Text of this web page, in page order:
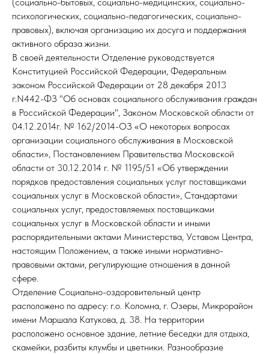
(социально-бытовых, социально-медицинских, социально-
психологических, социально-педагогических, социально-
правовых), включая организацию их досуга и поддержания
активного образа жизни.
В своей деятельности Отделение руководствуется
Конституцией Российской Федерации, Федеральным
законом Российской Федерации от 28 декабря 2013
г.N442-ФЗ "Об основах социального обслуживания граждан
в Российской Федерации", Законом Московской области от
04.12.2014г. № 162/2014-ОЗ «О некоторых вопросах
организации социального обслуживания в Московской
области», Постановлением Правительства Московской
области от 30.12.2014 г. № 1195/51 «Об утверждении
порядков предоставления социальных услуг поставщиками
социальных услуг в Московской области», Стандартами
социальных услуг, предоставляемых поставщиками
социальных услуг в Московской области и иными
распорядительными актами Министерства, Уставом Центра,
настоящим Положением, а также иными нормативно-
правовыми актами, регулирующие отношения в данной
сфере.
Отделение Социально-оздоровительный центр
расположено по адресу: г.о. Коломна, г. Озеры, Микрорайон
имени Маршала Катукова, д. 38. На территории
расположено основное здание, летние беседки для отдыха,
скамейки, разбиты клумбы и цветники. Разнообразие